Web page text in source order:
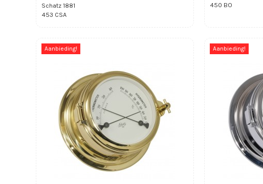
Schatz 1881
453 CSA
450 BO
Aanbieding! Aanbieding!